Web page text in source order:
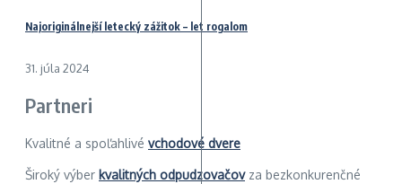
Najoriginálnejší letecký zážitok – let rogalom
31. júla 2024
Partneri
Kvalitné a spoľahlivé vchodové dvere
Široký výber kvalitných odpudzovačovza bezkonkurenčné